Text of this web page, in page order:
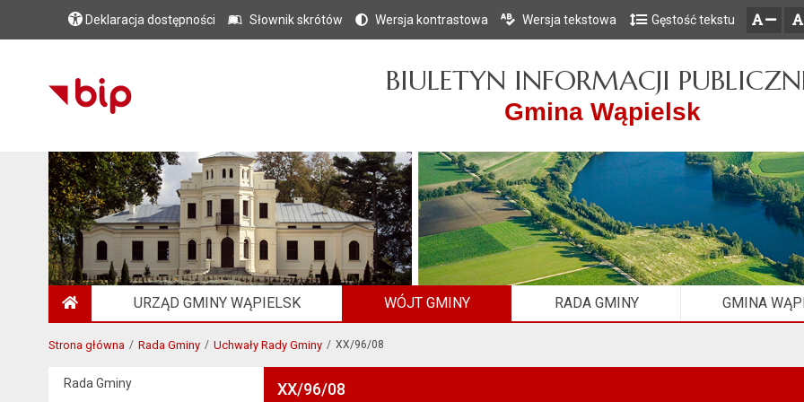
Przejdź do głównego menu
Przejdź do treści
Przejdź do mapy serwisu
Deklaracja dostępności Słownik skrótów Wersja kontrastowa Wersja tekstowa Gęstość tekstu
BIULETYN INFORMACJI
Gmina Wąpielsk
URZĄD GMINY WĄPIELSK WÓJT GMINY RADA GMINY GMINA
Strona główna Rada Gminy Uchwały Rady Gminy XX/96/08
Rada Gminy XX/96/08